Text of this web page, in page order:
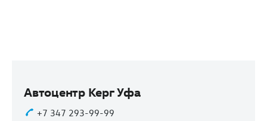
Автоцентр Керг Уфа
+7 347 293-99-99